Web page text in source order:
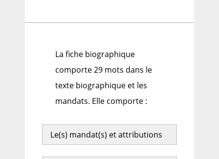
La fiche biographique
comporte 29 mots dans le
texte biographique et les
mandats. Elle comporte :
Le(s) mandat(s) et attributions